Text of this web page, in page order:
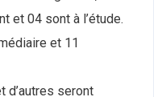
et 04 sont à l’étude.
et 11
d’autres seront